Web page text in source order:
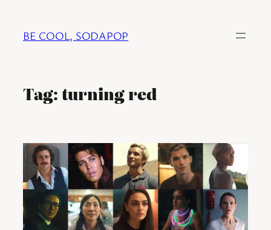
BE COOL, SODAPOP
Tag:turning red